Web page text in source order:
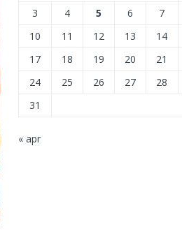
3
4 5 6 7
10
11 12 13 14
17
18 19 20 21
24
25 26 27 28
31
« apr